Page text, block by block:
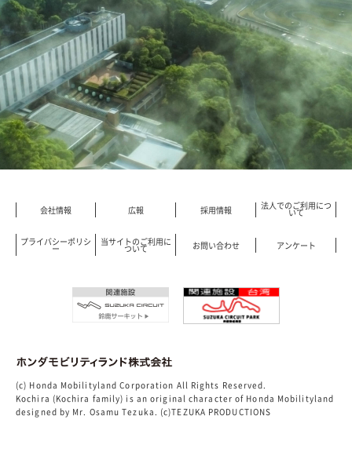
会社情報 広報 採用情報 法人でのご利用につ
いて
プライバシーポリシ
ー
当サイトのご利用に
ついて お問い合わせ アンケート
(c) Honda Mobilityland Corporation All Rights Reserved.
Kochira (Kochira family) is an original character of Honda Mobilityland
designed by Mr. Osamu Tezuka. (c)TEZUKA PRODUCTIONS